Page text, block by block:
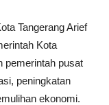
Tangerang Arief
Kota
pemerintah pusat
peningkatan
ekonomi.